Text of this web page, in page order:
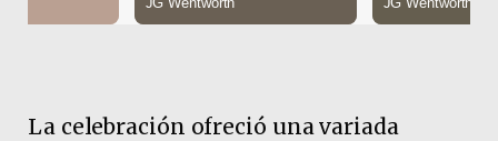
La celebración ofreció una variada